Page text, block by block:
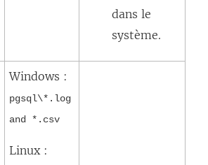
dans le
système.
Windows :
pgsql\*.log
and *.csv
Linux :